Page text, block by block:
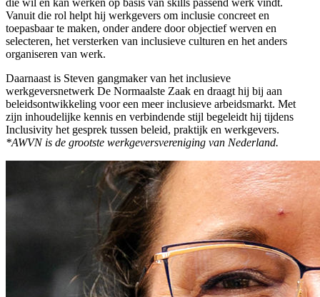
die wil en kan werken op basis van skills passend werk vindt.
Vanuit die rol helpt hij werkgevers om inclusie concreet en
toepasbaar te maken, onder andere door objectief werven en
selecteren, het versterken van inclusieve culturen en het anders
organiseren van werk.
Daarnaast is Steven gangmaker van het inclusieve
werkgeversnetwerk De Normaalste Zaak en draagt hij bij aan
beleidsontwikkeling voor een meer inclusieve arbeidsmarkt. Met
zijn inhoudelijke kennis en verbindende stijl begeleidt hij tijdens
Inclusivity het gesprek tussen beleid, praktijk en werkgevers.
*AWVN is de grootste werkgeversvereniging van Nederland.